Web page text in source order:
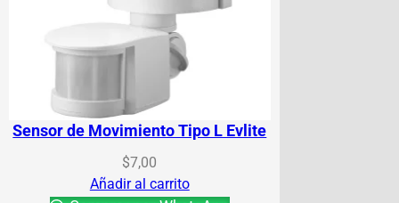
Sensor de Movimiento Tipo L Evlite
$7,00
Añadir al carrito